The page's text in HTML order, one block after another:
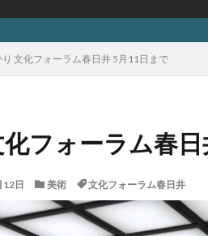
文化フォーラム春日井 5月11日まで
フォーラム春
日 美術 文化フォーラム春日井